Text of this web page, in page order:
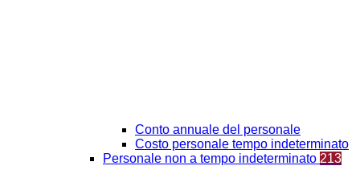
Conto annuale del personale
Costo personale tempo indeterminato
Personale non a tempo indeterminato 213